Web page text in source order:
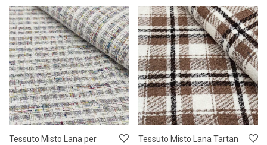
Tessuto Misto Lana per
Tessuto Misto Lana Tartan